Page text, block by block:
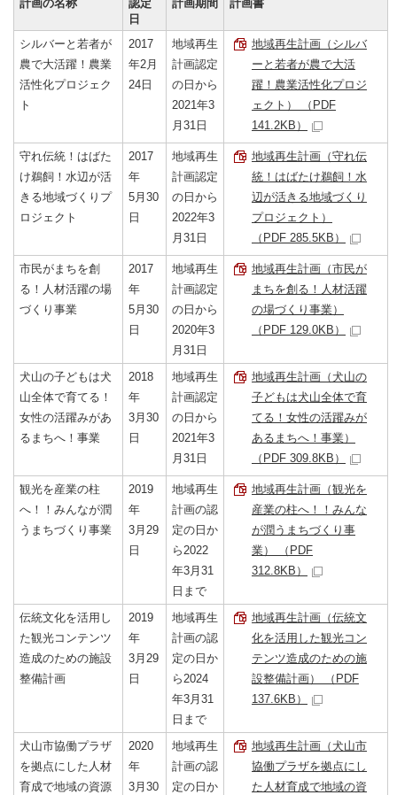
計画の名称
認定
日
計画期間 計画書
シルバーと若者が
農で大活躍！農業
活性化プロジェク
ト
2017
年2月
24日
地域再生
計画認定
の日から
2021年3
月31日
地域再生計画（シルバ
ーと若者が農で大活
躍！農業活性化プロジ
ェクト） （PDF
141.2KB）
守れ伝統！はばた
け鵜飼！水辺が活
きる地域づくりプ
ロジェクト
2017
年
5月30
日
地域再生
計画認定
の日から
2022年3
月31日
地域再生計画（守れ伝
統！はばたけ鵜飼！水
辺が活きる地域づくり
プロジェクト）
（PDF 285.5KB）
市民がまちを創
る！人材活躍の場
づくり事業
2017
年
5月30
日
地域再生
計画認定
の日から
2020年3
月31日
地域再生計画（市民が
まちを創る！人材活躍
の場づくり事業）
（PDF 129.0KB）
犬山の子どもは犬
山全体で育てる！
女性の活躍みがあ
るまちへ！事業
2018
年
3月30
日
地域再生
計画認定
の日から
2021年3
月31日
地域再生計画（犬山の
子どもは犬山全体で育
てる！女性の活躍みが
あるまちへ！事業）
（PDF 309.8KB）
観光を産業の柱
へ！！みんなが潤
うまちづくり事業
2019
年
3月29
日
地域再生
計画の認
定の日か
ら2022
年3月31
日まで
地域再生計画（観光を
産業の柱へ！！みんな
が潤うまちづくり事
業） （PDF
312.8KB）
伝統文化を活用し
た観光コンテンツ
造成のための施設
整備計画
2019
年
3月29
日
地域再生
計画の認
定の日か
ら2024
年3月31
日まで
地域再生計画（伝統文
化を活用した観光コン
テンツ造成のための施
設整備計画） （PDF
137.6KB）
犬山市協働プラザ
を拠点にした人材
育成で地域の資源
2020
年
3月30
地域再生
計画の認
定の日か
地域再生計画（犬山市
協働プラザを拠点にし
た人材育成で地域の資